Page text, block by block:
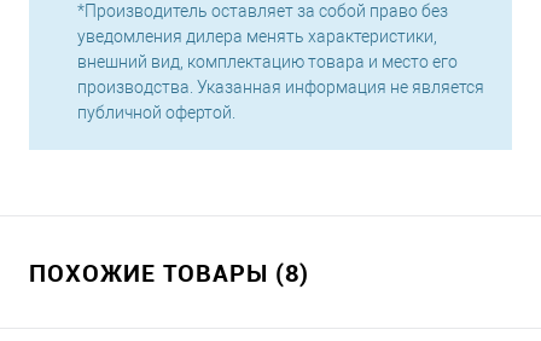
*Производитель оставляет за собой право без
уведомления дилера менять характеристики,
внешний вид, комплектацию товара и место его
производства. Указанная информация не является
публичной офертой.
ПОХОЖИЕ ТОВАРЫ (8)